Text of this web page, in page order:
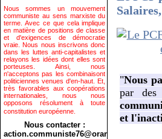
Nous sommes un mouvement
communiste au sens marxiste du
terme. Avec ce que cela implique
en matière de positions de classe
et d'exigences de démocratie
vraie. Nous nous inscrivons donc
dans les luttes anti-capitalistes et
relayons les idées dont elles sont
porteuses. Ainsi, nous
n'acceptons pas les combinaisont
politiciennes venues d'en-haut. Et,
très favorables aux coopérations
internationales, nous nous
opposons résolument à toute
constitution européenne.
Nous contacter :
action.communiste76@orange.fr>
"Nous
par
et